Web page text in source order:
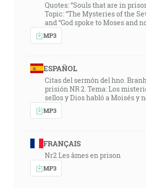
Quotes: “Souls that are in
Topic: “The Mysteries of the
and “God spoke to Moses and
MP3
ESPAÑOL
Citas del sermón del hno.
prisión NR 2. Tema: Los
sellos y Dios habló a Moisés y
MP3
FRANÇAIS
Nr2 Les âmes en prison
MP3